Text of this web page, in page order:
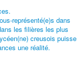
représenté(e)s dans
les filières les plus
creusois puisse
une réalité.